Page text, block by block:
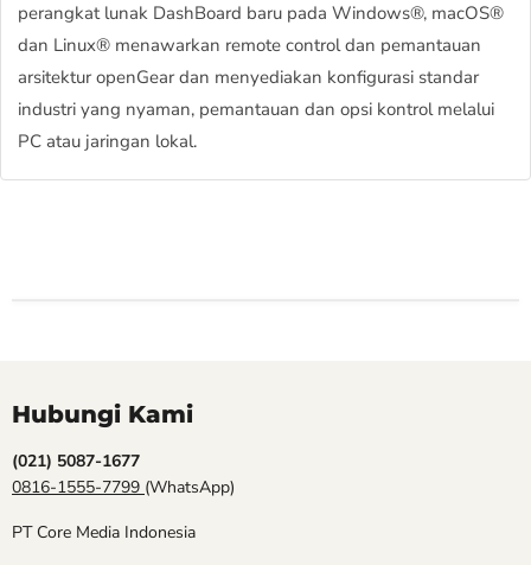
perangkat lunak DashBoard baru pada Windows®, macOS®
dan Linux® menawarkan remote control dan pemantauan
arsitektur openGear dan menyediakan konfigurasi standar
industri yang nyaman, pemantauan dan opsi kontrol melalui
PC atau jaringan lokal.
Hubungi Kami
(021) 5087-1677
0816-1555-7799 (WhatsApp)
PT Core Media Indonesia